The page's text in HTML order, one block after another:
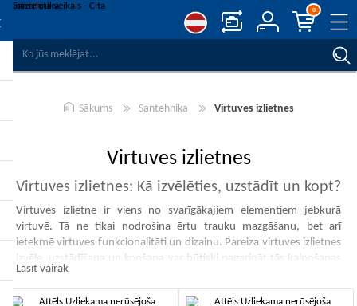
0
Sākums Santehnika Virtuves izlietnes
Virtuves izlietnes
Virtuves izlietnes: Kā izvēlēties, uzstādīt un kopt?
Virtuves izlietne ir viens no svarīgākajiem elementiem jebkurā
virtuvē. Tā ne tikai nodrošina ērtu trauku mazgāšanu, bet arī
ietekmē virtuves funkcionalitāti un dizainu. Pareiza virtuves izlietnes
izvēle, uzstādīšana un kopšana var būtiski pagarināt tās kalpošanas
laiku un uzlabot lietošanas pieredzi.
Virtuves izlietnes veidi un to priekšrocības
Lasīt vairāk